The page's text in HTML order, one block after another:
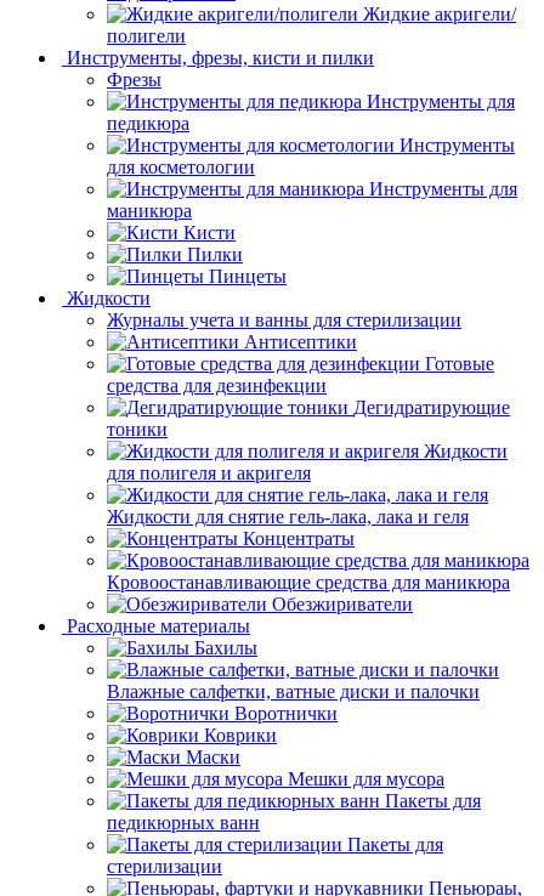
Жидкие акригели/
полигели
Инструменты, фрезы, кисти и пилки
Фрезы
Инструменты для
педикюра
Инструменты
для косметологии
Инструменты для
маникюра
Кисти
Пилки
Пинцеты
Жидкости
Журналы учета и ванны для стерилизации
Антисептики
Готовые
средства для дезинфекции
Дегидратирующие
тоники
Жидкости
для полигеля и акригеля
Жидкости для снятие гель-лака, лака и геля
Концентраты
Кровоостанавливающие средства для маникюра
Обезжириватели
Расходные материалы
Бахилы
Влажные салфетки, ватные диски и палочки
Воротнички
Коврики
Маски
Мешки для мусора
Пакеты для
педикюрных ванн
Пакеты для
стерилизации
Пеньюраы,